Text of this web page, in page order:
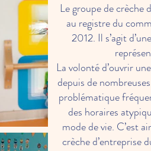
Le groupe de crèche
au registre du
2012. Il s’agit
La volonté d’ouvrir
depuis de
problématique
des horaires
mode de vie. C’est
crèche d’entreprise